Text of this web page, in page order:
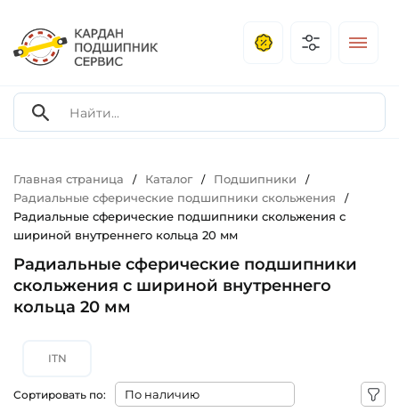
Главная страница / Каталог / Подшипники /
Радиальные сферические подшипники скольжения /
Радиальные сферические подшипники скольжения с
шириной внутреннего кольца 20 мм
Радиальные сферические подшипники
скольжения с шириной внутреннего
кольца 20 мм
ITN
Сортировать по: